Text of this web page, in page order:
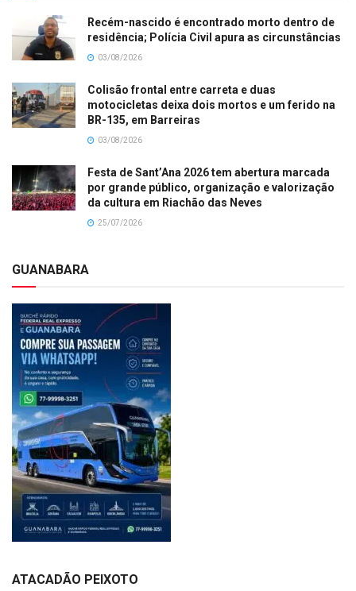
Recém-nascido é encontrado morto dentro de
residência; Polícia Civil apura as circunstâncias
03/08/2026
Colisão frontal entre carreta e duas
motocicletas deixa dois mortos e um ferido na
BR-135, em Barreiras
03/08/2026
Festa de Sant’Ana 2026 tem abertura marcada
por grande público, organização e valorização
da cultura em Riachão das Neves
25/07/2026
GUANABARA
ATACADÃO PEIXOTO